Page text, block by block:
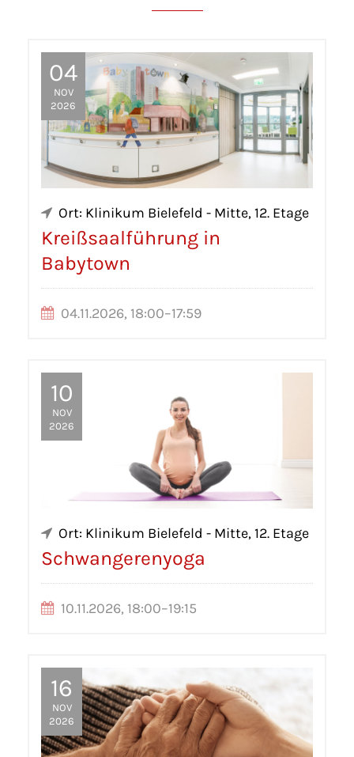
04
NOV
2026
Ort: Klinikum Bielefeld - Mitte, 12. Etage
Kreißsaalführung in
Babytown
04.11.2026, 18:00–17:59
10
NOV
2026
Ort: Klinikum Bielefeld - Mitte, 12. Etage
Schwangerenyoga
10.11.2026, 18:00–19:15
16
NOV
2026